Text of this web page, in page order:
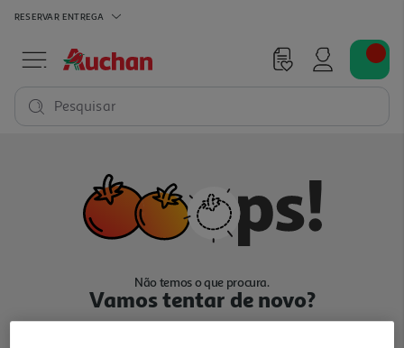
RESERVAR ENTREGA
Pesquisar
Não temos o que procura.
Vamos tentar de novo?